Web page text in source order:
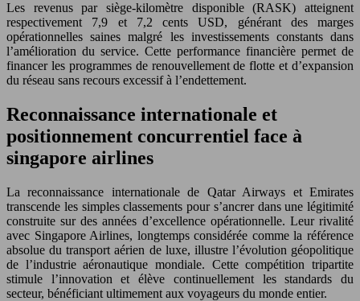
Les revenus par siège-kilomètre disponible (RASK) atteignent
respectivement 7,9 et 7,2 cents USD, générant des marges
opérationnelles saines malgré les investissements constants dans
l’amélioration du service. Cette performance financière permet de
financer les programmes de renouvellement de flotte et d’expansion
du réseau sans recours excessif à l’endettement.
Reconnaissance internationale et
positionnement concurrentiel face à
singapore airlines
La reconnaissance internationale de Qatar Airways et Emirates
transcende les simples classements pour s’ancrer dans une légitimité
construite sur des années d’excellence opérationnelle. Leur rivalité
avec Singapore Airlines, longtemps considérée comme la référence
absolue du transport aérien de luxe, illustre l’évolution géopolitique
de l’industrie aéronautique mondiale. Cette compétition tripartite
stimule l’innovation et élève continuellement les standards du
secteur, bénéficiant ultimement aux voyageurs du monde entier.